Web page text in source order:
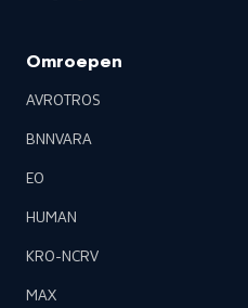
Omroepen
AVROTROS
BNNVARA
EO
HUMAN
KRO-NCRV
MAX